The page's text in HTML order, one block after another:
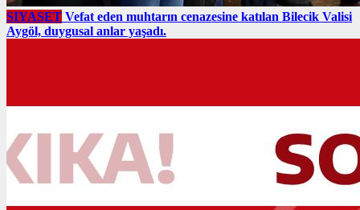
SIYASET Vefat eden muhtarın cenazesine katılan Bilecik Valisi
Aygöl, duygusal anlar yaşadı.